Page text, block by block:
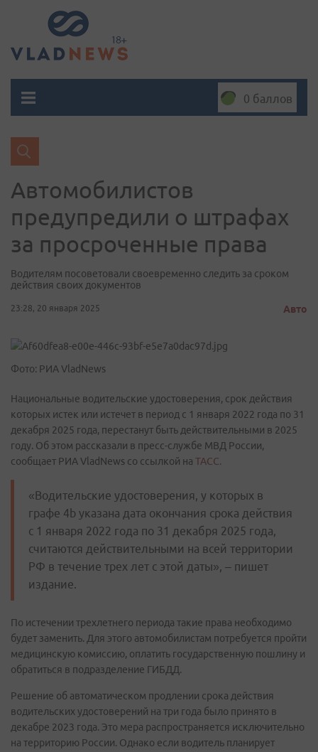
0 баллов
Автомобилистов
предупредили о штрафах
за просроченные права
Водителям посоветовали своевременно следить за сроком
действия своих документов
23:28, 20 января 2025 Авто
Фото: РИА VladNews
Национальные водительские удостоверения, срок действия
которых истек или истечет в период с 1 января 2022 года по 31
декабря 2025 года, перестанут быть действительными в 2025
году. Об этом рассказали в пресс-службе МВД России,
сообщает РИА VladNews со ссылкой на ТАСС.
«Водительские удостоверения, у которых в
графе 4b указана дата окончания срока действия
с 1 января 2022 года по 31 декабря 2025 года,
считаются действительными на всей территории
РФ в течение трех лет с этой даты», – пишет
издание.
По истечении трехлетнего периода такие права необходимо
будет заменить. Для этого автомобилистам потребуется пройти
медицинскую комиссию, оплатить государственную пошлину и
обратиться в подразделение ГИБДД.
Решение об автоматическом продлении срока действия
водительских удостоверений на три года было принято в
декабре 2023 года. Это мера распространяется исключительно
на территорию России. Однако если водитель планирует